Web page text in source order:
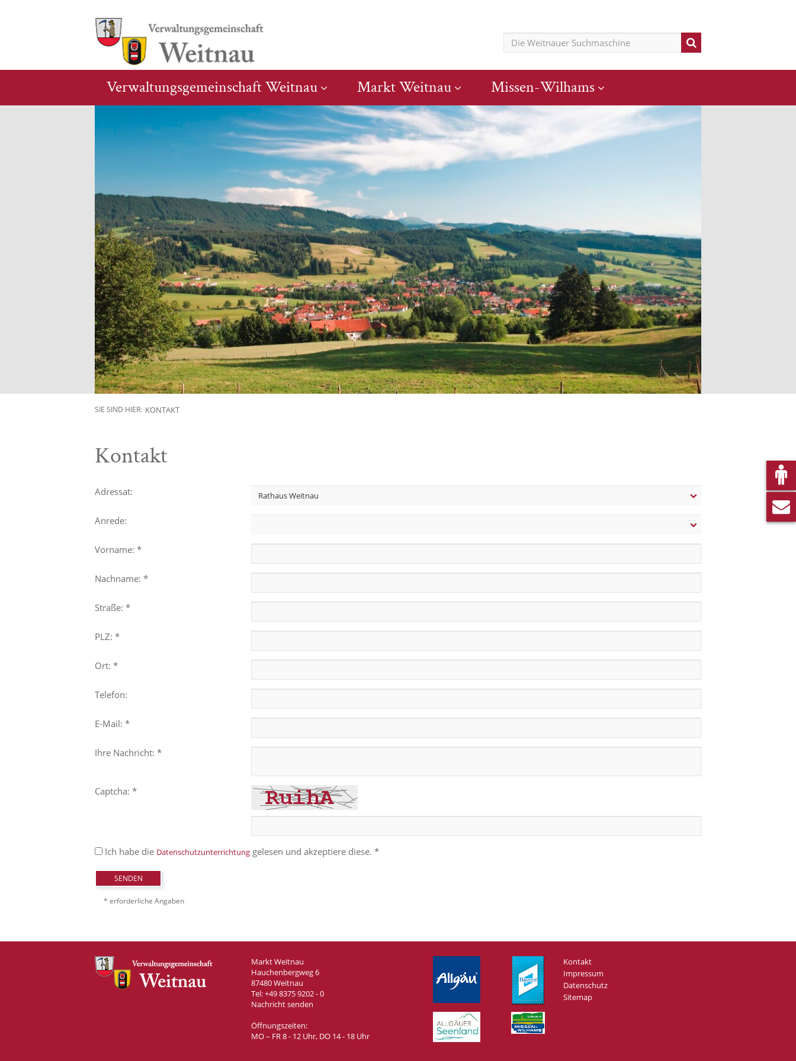
Verwaltungsgemeinschaft Weitnau Markt Weitnau Missen-Wilhams
SIE SIND HIER: KONTAKT
Kontakt
Adressat:
Anrede:
Vorname: *
Nachname: *
Straße: *
PLZ: *
Ort: *
Telefon:
E-Mail: *
Ihre Nachricht: *
Captcha: *
Ich habe die Datenschutzunterrichtung gelesen und akzeptiere diese. *
SENDEN
* erforderliche Angaben
Kontakt
Impressum
Datenschutz
Sitemap
Markt Weitnau
Hauchenbergweg 6
87480 Weitnau
Tel:+49 8375 9202 - 0
Nachricht senden
Öffnungszeiten:
MO – FR 8 - 12 Uhr, DO 14 - 18 Uhr